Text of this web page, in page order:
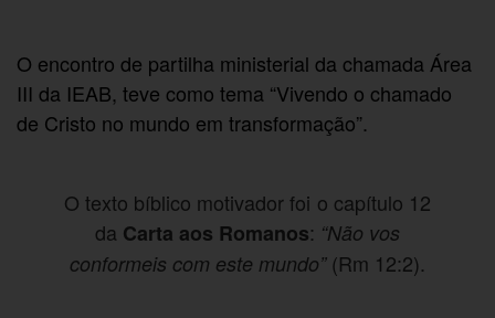
O encontro de partilha ministerial da chamada Área
III da IEAB, teve como tema “Vivendo o chamado
de Cristo no mundo em transformação”.
O texto bíblico motivador foi o capítulo 12
da Carta aos Romanos: “Não vos
conformeis com este mundo”(Rm 12:2).